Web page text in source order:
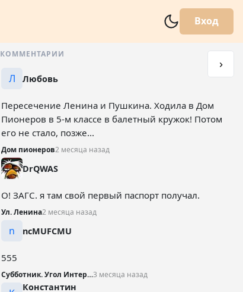
Вход
КОММЕНТАРИИ
Л Любовь
Пересечение Ленина и Пушкина. Ходила в Дом
Пионеров в 5-м классе в балетный кружок! Потом
его не стало, позже...
Дом пионеров2 месяца назад
DrQWAS
О! ЗАГС. я там свой первый паспорт получал.
Ул. Ленина2 месяца назад
n ncMUFCMU
555
Субботник. Угол Интернациональной и Театральной3 месяца назад
Константин